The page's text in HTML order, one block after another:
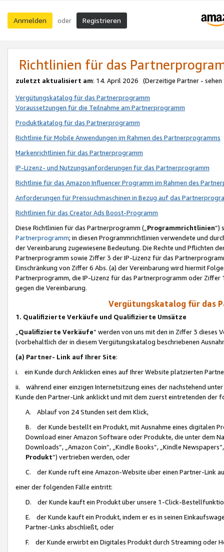
Anmelden oder Registrieren
Richtlinien für das
zuletzt aktualisiert am: 14. April 2026 (Derzeitige Partner - sehen
Vergütungskatalog für das Partnerprogramm
Voraussetzungen für die Teilnahme am Partnerprogramm
Produktkatalog für das Partnerprogramm
Richtlinie für Mobile Anwendungen im Rahmen des Partnerprogramms
Markenrichtlinien für das Partnerprogramm
IP-Lizenz- und Nutzungsanforderungen für das Partnerprogramm
Richtlinie für das Amazon Influencer Programm im Rahmen des
Anforderungen für Preissuchmaschinen in Bezug auf das
Richtlinien für das Creator Ads Boost-Programm
Diese Richtlinien für das Partnerprogramm („Programmrichtlinien“)
Partnerprogramm; in diesen Programmrichtlinien verwendete und
der Vereinbarung zugewiesene Bedeutung. Die Rechte und Pflichten
Partnerprogramm sowie Ziffer 3 der IP-Lizenz für das
Einschränkung von Ziffer 6 Abs. (a) der Vereinbarung wird hiermit
Partnerprogramm, die IP-Lizenz für das Partnerprogramm oder
gegen die Vereinbarung.
Vergütungskatalog für das
1. Qualifizierte Verkäufe und Qualifizierte Umsätze
Qualifizierte Verkäufe“ werden von uns mit den in Ziffer 3
(vorbehaltlich der in diesem Vergütungskatalog beschriebenen
(a) Partner- Link auf Ihrer Site:
i. ein Kunde durch Anklicken eines auf Ihrer Website platzierten
ii. während einer einzigen Internetsitzung eines der nachstehend
Kunde den Partner-Link anklickt und mit dem zuerst eintretenden der
A. Ablauf von 24 Stunden seit dem Klick,
B. der Kunde bestellt ein Produkt, mit Ausnahme eines digitalen
Download einer Amazon Software oder Produkte, die unter dem
Downloads“, „Amazon Coin“, „Kindle Books“, „Kindle
Produkt“) vertrieben werden, oder
C. der Kunde ruft eine Amazon-Website über einen Partner-Link
einer der folgenden Fälle eintritt:
D. der Kunde kauft ein Produkt über unsere 1-Click-
E. der Kunde kauft ein Produkt, indem er es in seinen
Partner-Links abschließt, oder
F. der Kunde erwirbt ein Digitales Produkt durch Streaming oder